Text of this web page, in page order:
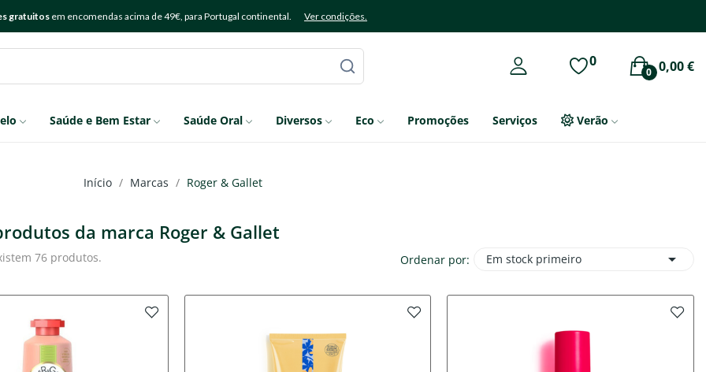
gratuitosem encomendas acima de 49€, para Portugal continental. Ver condições.
0 0,00 €
0
Saúde e Bem Estar Saúde Oral Diversos Eco Promoções Serviços Verão
Início Marcas Roger & Gallet
da marca Roger & Gallet
76 produtos. Ordenar por: Em stock primeiro 